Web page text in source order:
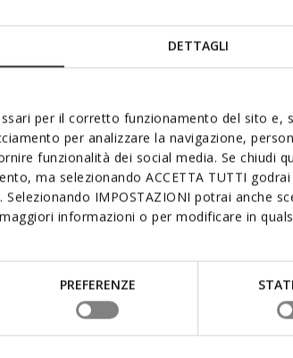
DETTAGLI
per il corretto funzionamento del sito e,
per analizzare la navigazione,
funzionalità dei social media. Se chiudi
ma selezionando ACCETTA TUTTI
IMPOSTAZIONI potrai anche
informazioni o per modificare in
PREFERENZE